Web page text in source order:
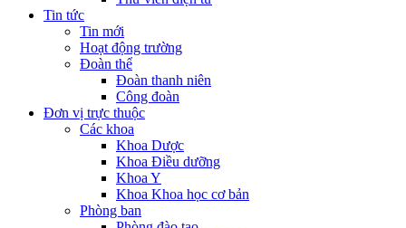
Tin tức
Tin mới
Hoạt động trường
Đoàn thể
Đoàn thanh niên
Công đoàn
Đơn vị trực thuộc
Các khoa
Khoa Dược
Khoa Điều dưỡng
Khoa Y
Khoa Khoa học cơ bản
Phòng ban